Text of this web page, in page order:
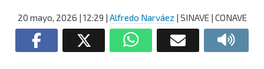
20 mayo, 2026 | 12:29 | Alfredo Narváez | SINAVE | CONAVE